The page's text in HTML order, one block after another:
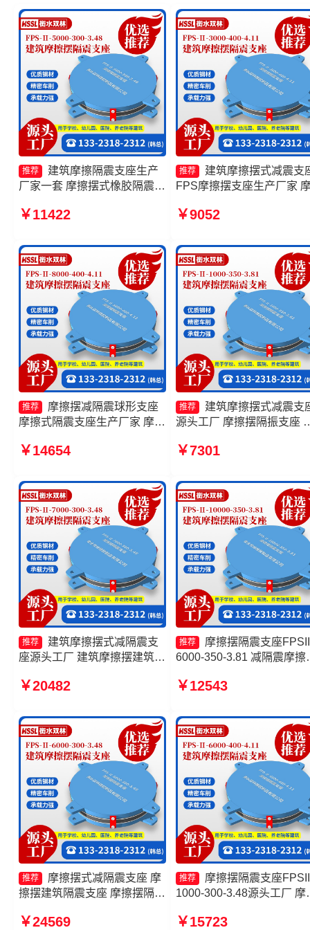
推荐
建筑摩擦隔震支座生产
厂家一套 摩擦摆式橡胶隔震支
座生产厂家 FPS隔震支座源头
￥11422
推荐
建筑摩擦摆式减震支
FPS摩擦摆支座生产厂家
摆隔震支座FPSII-2000-
￥9052
推荐
摩擦摆减隔震球形支座
摩擦式隔震支座生产厂家 摩擦
筑摩擦摆隔震支座FPS3A源头
￥14654
推荐
建筑摩擦摆式减震支
源头工厂 摩擦摆隔振支座
350-3.81厂家 建筑摩擦摆
￥7301
推荐
建筑摩擦摆式减隔震支
座源头工厂 建筑摩擦摆建筑隔
摩擦摆隔震支座FPSII-8000-
￥20482
推荐
摩擦摆隔震支座
6000-350-3.81 减隔震摩擦
FPSII-7000-350-3.81厂家
￥12543
推荐
摩擦摆式减隔震支座 摩
擦摆建筑隔震支座 摩擦摆隔震
头工厂 建筑摩擦摆隔震支座
￥24569
推荐
摩擦摆隔震支座
1000-300-3.48源头工厂 摩
4.11 建筑摩擦摆隔振支座
￥15723